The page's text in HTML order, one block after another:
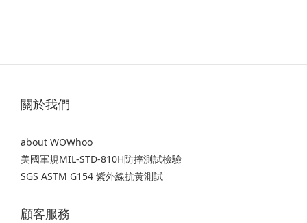
關於我們
about WOWhoo
美國軍規MIL-STD-810H防摔測試檢驗
SGS ASTM G154 紫外線抗黃測試
顧客服務